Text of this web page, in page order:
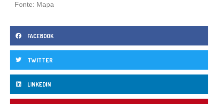
Fonte: Mapa
FACEBOOK
TWITTER
LINKEDIN